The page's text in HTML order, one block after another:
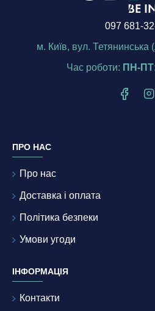
097 681-
м. Київ, вул. Тетянинська
Час роботи: ПН-
ПРО НАС
Про нас
Доставка і оплата
Політика безпеки
Умови угоди
ІНФОРМАЦІЯ
Контакти